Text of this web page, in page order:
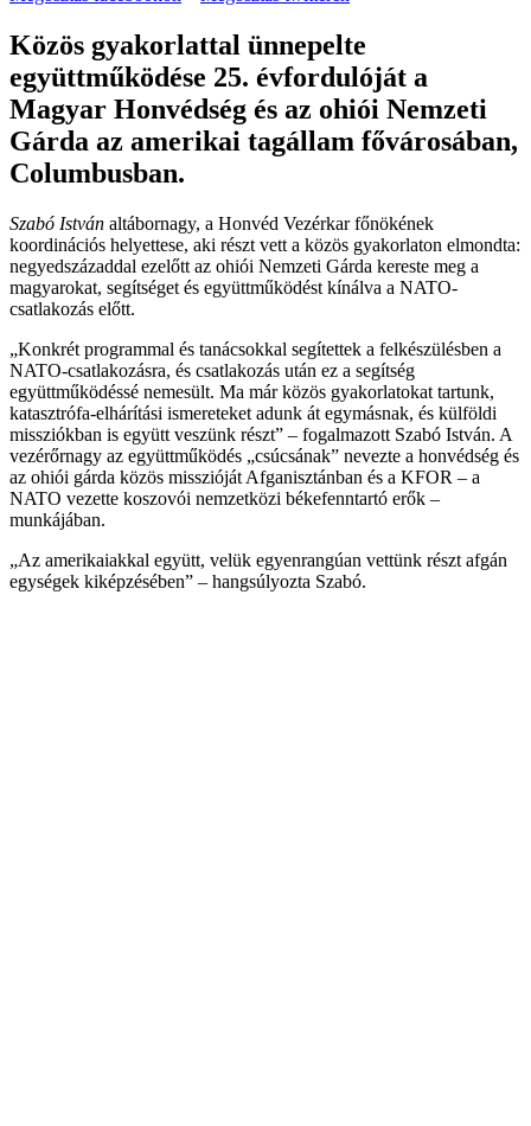
Közös gyakorlattal ünnepelte
együttműködése 25. évfordulóját a
Magyar Honvédség és az ohiói Nemzeti
Gárda az amerikai tagállam fővárosában,
Columbusban.
Szabó István altábornagy, a Honvéd Vezérkar főnökének
koordinációs helyettese, aki részt vett a közös gyakorlaton elmondta:
negyedszázaddal ezelőtt az ohiói Nemzeti Gárda kereste meg a
magyarokat, segítséget és együttműködést kínálva a NATO-
csatlakozás előtt.
„Konkrét programmal és tanácsokkal segítettek a felkészülésben a
NATO-csatlakozásra, és csatlakozás után ez a segítség
együttműködéssé nemesült. Ma már közös gyakorlatokat tartunk,
katasztrófa-elhárítási ismereteket adunk át egymásnak, és külföldi
missziókban is együtt veszünk részt” – fogalmazott Szabó István. A
vezérőrnagy az együttműködés „csúcsának” nevezte a honvédség és
az ohiói gárda közös misszióját Afganisztánban és a KFOR – a
NATO vezette koszovói nemzetközi békefenntartó erők –
munkájában.
„Az amerikaiakkal együtt, velük egyenrangúan vettünk részt afgán
egységek kiképzésében” – hangsúlyozta Szabó.